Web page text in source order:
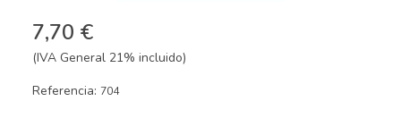
7,70 €
(IVA General 21% incluido)
Referencia: 704